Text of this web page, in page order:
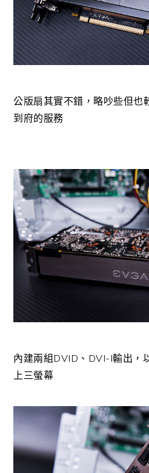
公版扇其實不錯，略吵些但也
到府的服務
內建兩組DVID、DVI-I輸出，
上三螢幕